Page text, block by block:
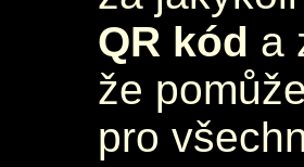
QR kód a
že
pro